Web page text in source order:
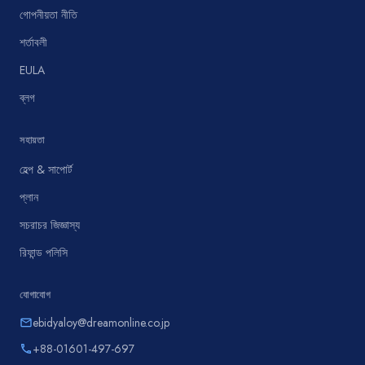
গোপনীয়তা নীতি
শর্তাবলী
EULA
ব্লগ
সহায়তা
হেল্প & সাপোর্ট
প্লান
সচরাচর জিজ্ঞাস্য
রিফান্ড পলিসি
যোগাযোগ
emailebidyaloy@dreamonline.co.jp
phone+88-01601-497-697